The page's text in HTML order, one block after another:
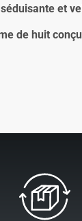
et
de huit